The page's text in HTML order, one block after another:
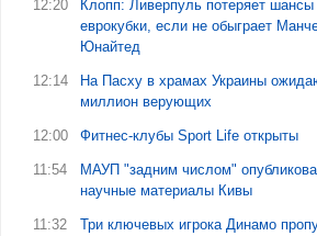
12:20
Клопп: Ливерпуль потеряет шансы
еврокубки, если не обыграет
Юнайтед
12:14
На Пасху в храмах Украины
миллион верующих
12:00 Фитнес-клубы Sport Life открыты
11:54
МАУП "задним числом"
научные материалы Кивы
11:32
Три ключевых игрока Динамо